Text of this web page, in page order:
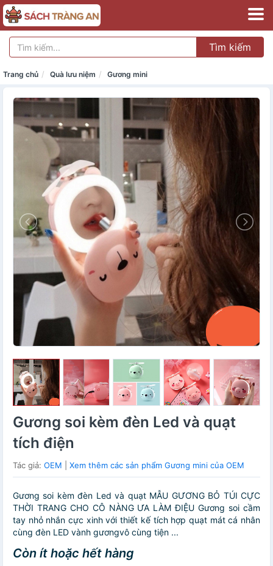
Tìm kiếm
Trang chủ Quà lưu niệm Gương mini
Gương soi kèm đèn Led và quạt
tích điện
Tác giả: OEM Xem thêm các sản phẩm Gương mini của OEM
Gương soi kèm đèn Led và quạt MẪU GƯƠNG BỎ TÚI CỰC
THỜI TRANG CHO CÔ NÀNG ƯA LÀM ĐIỆU Gương soi cầm
tay nhỏ nhắn cực xinh với thiết kế tích hợp quạt mát cá nhân
cùng đèn LED vành gươngvô cùng tiện ...
Còn ít hoặc hết hàng